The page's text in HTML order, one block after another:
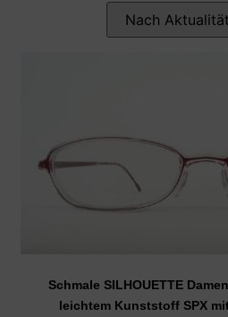
Schmale SILHOUETTE
leichtem Kunststoff SPX